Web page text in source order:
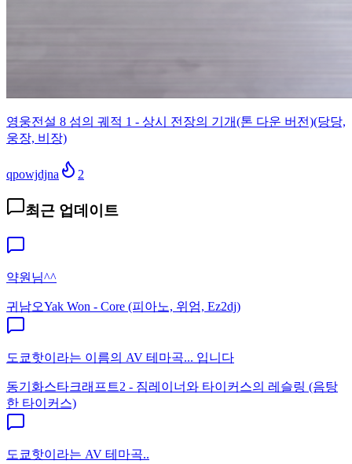
영웅전설 8 섬의 궤적 1 - 상시 전장의 기개(톤 다운 버전)(당당,
웅장, 비장)
qpowjdjna 2
최근 업데이트
약원님^^
귀남오Yak Won - Core (피아노, 위엄, Ez2dj)
도쿄핫이라는 이름의 AV 테마곡... 입니다
동기화스타크래프트2 - 짐레이너와 타이커스의 레슬링 (음탕
한 타이커스)
도쿄핫이라는 AV 테마곡..